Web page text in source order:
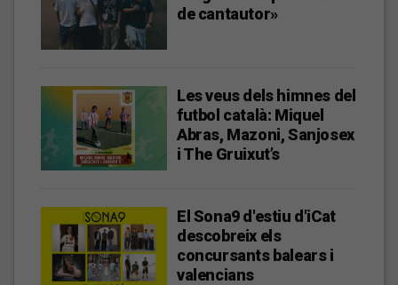
de cantautor»
Les veus dels himnes del
futbol català: Miquel
Abras, Mazoni, Sanjosex
i The Gruixut’s
El Sona9 d'estiu d'iCat
descobreix els
concursants balears i
valencians